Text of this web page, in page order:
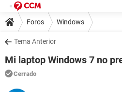
Foros Windows
Tema Anterior
Mi laptop Windows 7 no
Cerrado